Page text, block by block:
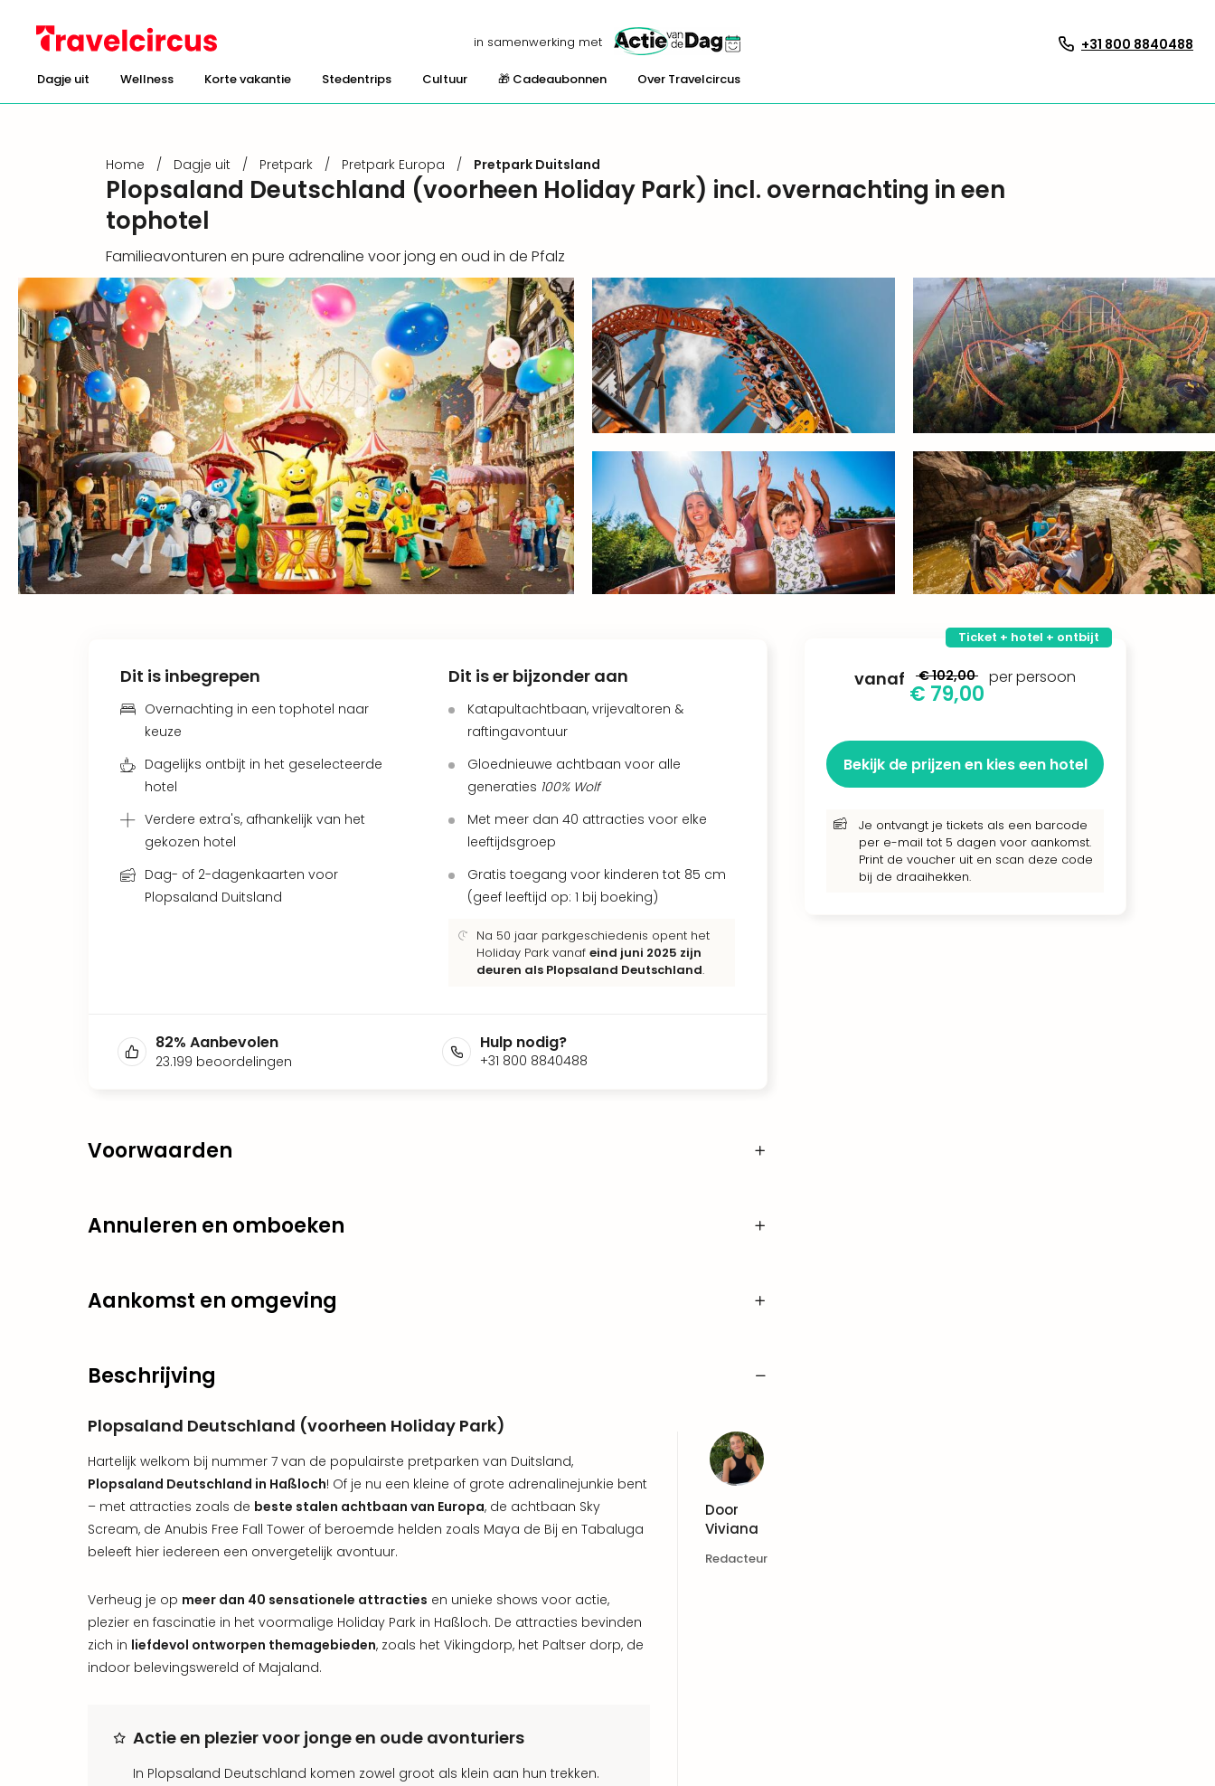
in samenwerking met +31 800 8840488
Dagje uit Wellness Korte vakantie Stedentrips Cultuur 🎁 Cadeaubonnen Over Travelcircus
Home / Dagje uit / Pretpark / Pretpark Europa / Pretpark Duitsland
Plopsaland Deutschland (voorheen Holiday Park) incl. overnachting in een
tophotel
Familieavonturen en pure adrenaline voor jong en oud in de Pfalz
Ticket + hotel + ontbijt
vanaf € 102,00
€ 79,00
per persoon
Bekijk de prijzen en kies een hotel
Je ontvangt je tickets als een barcode
per e-mail tot 5 dagen voor aankomst.
Print de voucher uit en scan deze code
bij de draaihekken.
Dit is inbegrepen
Overnachting in een tophotel naar
keuze
Dagelijks ontbijt in het geselecteerde
hotel
Verdere extra's, afhankelijk van het
gekozen hotel
Dag- of 2-dagenkaarten voor
Plopsaland Duitsland
Dit is er bijzonder aan
Katapultachtbaan, vrijevaltoren &
raftingavontuur
Gloednieuwe achtbaan voor alle
generaties 100% Wolf
Met meer dan 40 attracties voor elke
leeftijdsgroep
Gratis toegang voor kinderen tot 85 cm
(geef leeftijd op: 1 bij boeking)
Na 50 jaar parkgeschiedenis opent het
Holiday Park vanaf eind juni 2025 zijn
deuren als Plopsaland Deutschland.
82% Aanbevolen
23.199 beoordelingen
Hulp nodig?
+31 800 8840488
Voorwaarden
Annuleren en omboeken
Aankomst en omgeving
Beschrijving
Plopsaland Deutschland (voorheen Holiday Park)
Hartelijk welkom bij nummer 7 van de populairste pretparken van Duitsland,
Plopsaland Deutschland in Haßloch! Of je nu een kleine of grote adrenalinejunkie bent
– met attracties zoals de beste stalen achtbaan van Europa, de achtbaan Sky
Scream, de Anubis Free Fall Tower of beroemde helden zoals Maya de Bij en Tabaluga
beleeft hier iedereen een onvergetelijk avontuur.
Verheug je op meer dan 40 sensationele attracties en unieke shows voor actie,
plezier en fascinatie in het voormalige Holiday Park in Haßloch. De attracties bevinden
zich in liefdevol ontworpen themagebieden, zoals het Vikingdorp, het Paltser dorp, de
indoor belevingswereld of Majaland.
Actie en plezier voor jonge en oude avonturiers
In Plopsaland Deutschland komen zowel groot als klein aan hun trekken.
Door
Viviana
Redacteur